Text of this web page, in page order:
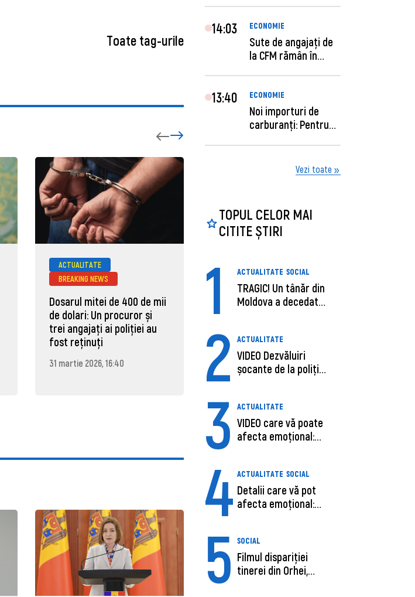
Toate tag-urile
ACTUALITATE
BREAKING NEWS
Dosarul mitei de 400 de mii
de dolari: Un procuror și
trei angajați ai poliției au
fost reținuți
31 martie 2026, 16:40
Moldova, de aproape opt ori
sub media UE la costul
muncii pe ora
31 martie 2026, 16:21
14:03 ECONOMIE
Sute de angajaţi de
la CFM rămân în
13:40 ECONOMIE
Noi importuri de
carburanți: Pentru
Vezi toate
TOPUL CELOR MAI
CITITE ȘTIRI
1 ACTUALITATE SOCIAL
TRAGIC! Un tânăr din
Moldova a decedat
2 ACTUALITATE
VIDEO Dezvăluiri
șocante de la poliție,
3 ACTUALITATE
VIDEO care vă poate
afecta emoțional:
4 ACTUALITATE SOCIAL
Detalii care vă pot
afecta emoțional:
5 SOCIAL
Filmul dispariției
tinerei din Orhei,